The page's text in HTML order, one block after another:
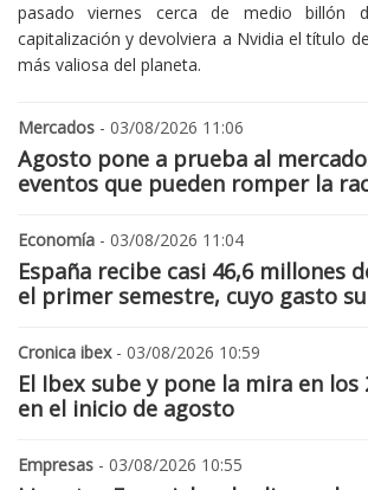
pasado viernes cerca de medio billón
capitalización y devolviera a Nvidia el título
más valiosa del planeta.
Mercados - 03/08/2026 11:06
Agosto pone a prueba al
eventos que pueden romper la
Economía - 03/08/2026 11:04
España recibe casi 46,6 millones
el primer semestre, cuyo gasto
Cronica ibex- 03/08/2026 10:59
El Ibex sube y pone la mira en los
en el inicio de agosto
Empresas - 03/08/2026 10:55